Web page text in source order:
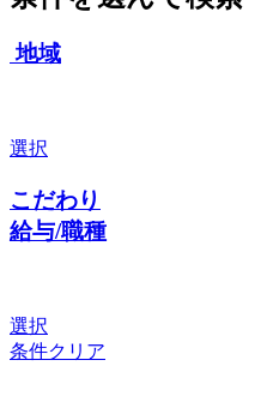
地域
選択
こだわり
給与/職種
選択
条件クリア